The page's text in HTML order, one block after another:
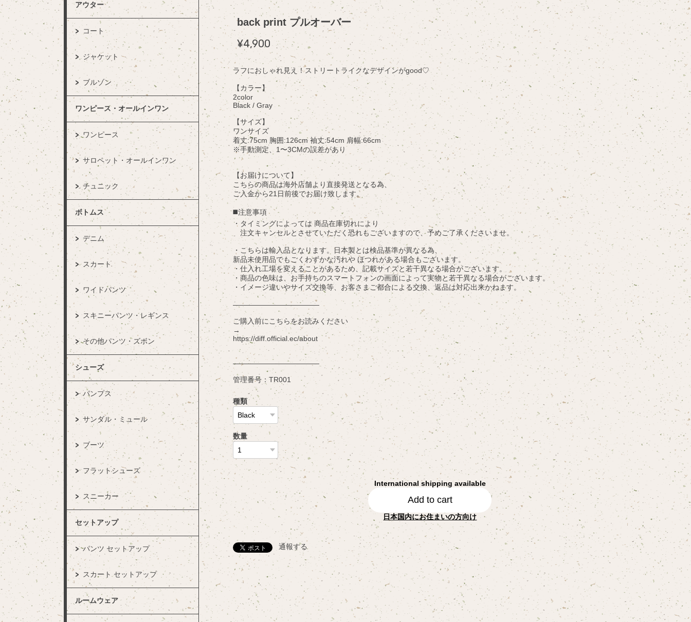
アウター
コート
ジャケット
ブルゾン
ワンピース・オールインワン
ワンピース
サロペット・オールインワン
チュニック
ボトムス
デニム
スカート
ワイドパンツ
スキニーパンツ・レギンス
その他パンツ・ズボン
シューズ
パンプス
サンダル・ミュール
ブーツ
フラットシューズ
スニーカー
セットアップ
パンツ セットアップ
スカート セットアップ
ルームウェア
back print プルオーバー
¥4,900
ラフにおしゃれ見え！ストリートライクなデザインがgood♡
【カラー】
2color
Black / Gray
【サイズ】
ワンサイズ
着丈:75cm 胸囲:126cm 袖丈:54cm 肩幅:66cm
※手動測定、1〜3CMの誤差があり
【お届けについて】
こちらの商品は海外店舗より直接発送となる為、
ご入金から21日前後でお届け致します。
◼️注意事項
・タイミングによっては 商品在庫切れにより
注文キャンセルとさせていただく恐れもございますので、予めご了承くださいませ。
・こちらは輸入品となります。日本製とは検品基準が異なる為、
新品未使用品でもごくわずかな汚れや ほつれがある場合もございます。
・仕入れ工場を変えることがあるため、記載サイズと若干異なる場合がございます。
・商品の色味は、お手持ちのスマートフォンの画面によって実物と若干異なる場合がございます。
・イメージ違いやサイズ交換等、お客さまご都合による交換、返品は対応出来かねます。
————————————
ご購入前にこちらをお読みください
→
https://diff.official.ec/about
————————————
管理番号：TR001
種類
数量
International shipping available
Add to cart
日本国内にお住まいの方向け
通報する